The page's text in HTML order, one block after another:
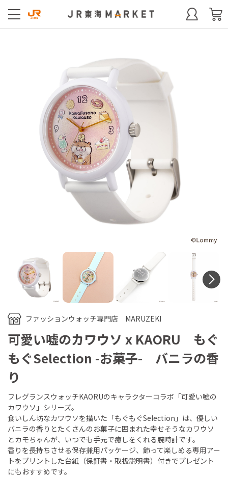
ファッションウォッチ専門店 MARUZEKI
可愛い嘘のカワウソ x KAORU もぐ
もぐSelection -お菓子- バニラの香
り
フレグランスウォッチKAORUのキャラクターコラボ「可愛い嘘の
カワウソ」シリーズ。
食いしん坊なカワウソを描いた「もぐもぐSelection」は、優しい
バニラの香りとたくさんのお菓子に囲まれた幸せそうなカワウソ
とカモちゃんが、いつでも手元で癒しをくれる腕時計です。
香りを長持ちさせる保存兼用パッケージ、飾って楽しめる専用アー
トをプリントした台紙（保証書・取扱説明書）付きでプレゼント
にもおすすめです。